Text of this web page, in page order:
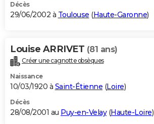
Décès
29/06/2002 à Toulouse (Haute-Garonne)
Louise ARRIVET (81 ans)
Créer une cagnotte obsèques
Naissance
10/03/1920 à Saint-Étienne (Loire)
Décès
28/08/2001 au Puy-en-Velay(Haute-Loire)